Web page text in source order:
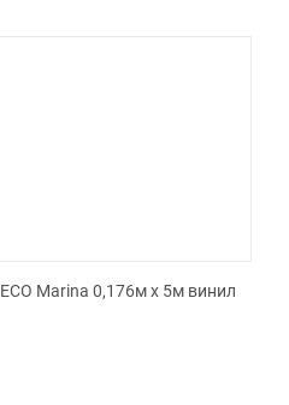
Marina 0,176м х 5м винил